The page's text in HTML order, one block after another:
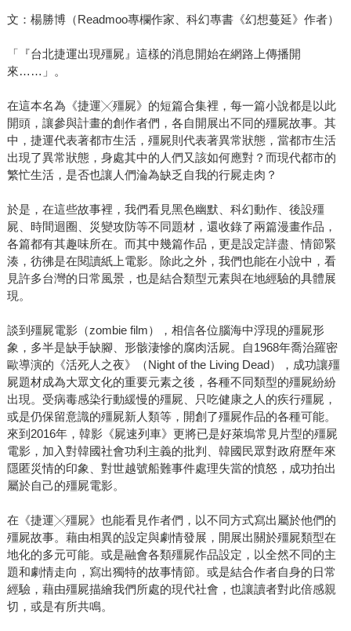
文：楊勝博（Readmoo專欄作家、科幻專書《幻想蔓延》作者）
「『台北捷運出現殭屍』這樣的消息開始在網路上傳播開
來……」。
在這本名為《捷運╳殭屍》的短篇合集裡，每一篇小說都是以此
開頭，讓參與計畫的創作者們，各自開展出不同的殭屍故事。其
中，捷運代表著都市生活，殭屍則代表著異常狀態，當都市生活
出現了異常狀態，身處其中的人們又該如何應對？而現代都市的
繁忙生活，是否也讓人們淪為缺乏自我的行屍走肉？
於是，在這些故事裡，我們看見黑色幽默、科幻動作、後設殭
屍、時間迴圈、災變攻防等不同題材，還收錄了兩篇漫畫作品，
各篇都有其趣味所在。而其中幾篇作品，更是設定詳盡、情節緊
湊，彷彿是在閱讀紙上電影。除此之外，我們也能在小說中，看
見許多台灣的日常風景，也是結合類型元素與在地經驗的具體展
現。
談到殭屍電影（zombie film），相信各位腦海中浮現的殭屍形
象，多半是缺手缺腳、形骸淒慘的腐肉活屍。自1968年喬治羅密
歐導演的《活死人之夜》（Night of the Living Dead），成功讓殭
屍題材成為大眾文化的重要元素之後，各種不同類型的殭屍紛紛
出現。受病毒感染行動緩慢的殭屍、只吃健康之人的疾行殭屍，
或是仍保留意識的殭屍新人類等，開創了殭屍作品的各種可能。
來到2016年，韓影《屍速列車》更將已是好萊塢常見片型的殭屍
電影，加入對韓國社會功利主義的批判、韓國民眾對政府歷年來
隱匿災情的印象、對世越號船難事件處理失當的憤怒，成功拍出
屬於自己的殭屍電影。
在《捷運╳殭屍》也能看見作者們，以不同方式寫出屬於他們的
殭屍故事。藉由相異的設定與劇情發展，開展出關於殭屍類型在
地化的多元可能。或是融會各類殭屍作品設定，以全然不同的主
題和劇情走向，寫出獨特的故事情節。或是結合作者自身的日常
經驗，藉由殭屍描繪我們所處的現代社會，也讓讀者對此倍感親
切，或是有所共鳴。